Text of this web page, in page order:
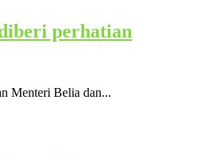
perhatian
Menteri Belia dan...